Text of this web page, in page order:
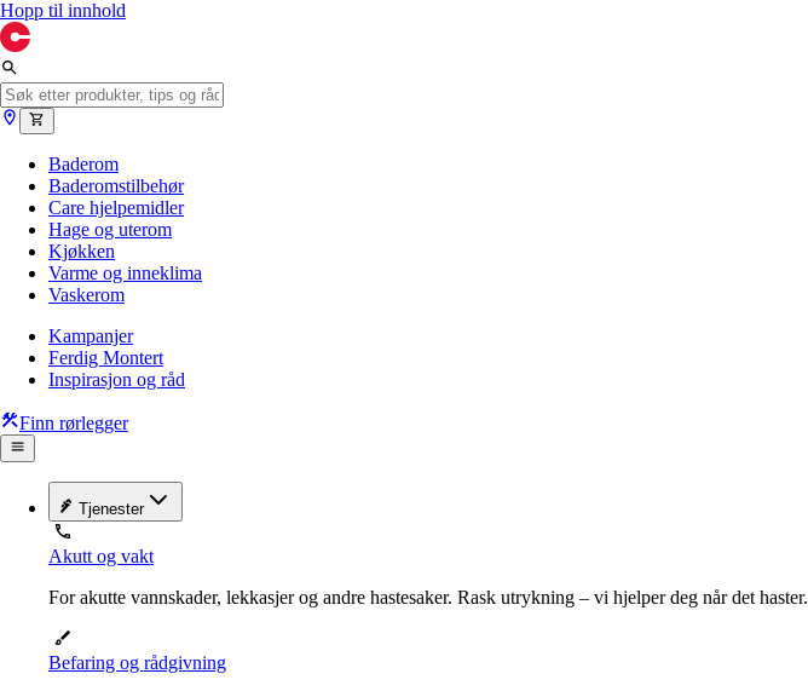
Hopp til innhold
Baderom
Baderomstilbehør
Care hjelpemidler
Hage og uterom
Kjøkken
Varme og inneklima
Vaskerom
Kampanjer
Ferdig Montert
Inspirasjon og råd
Finn rørlegger
Tjenester
Akutt og vakt
For akutte vannskader, lekkasjer og andre hastesaker. Rask utrykning – vi hjelper deg når det haster.
Befaring og rådgivning